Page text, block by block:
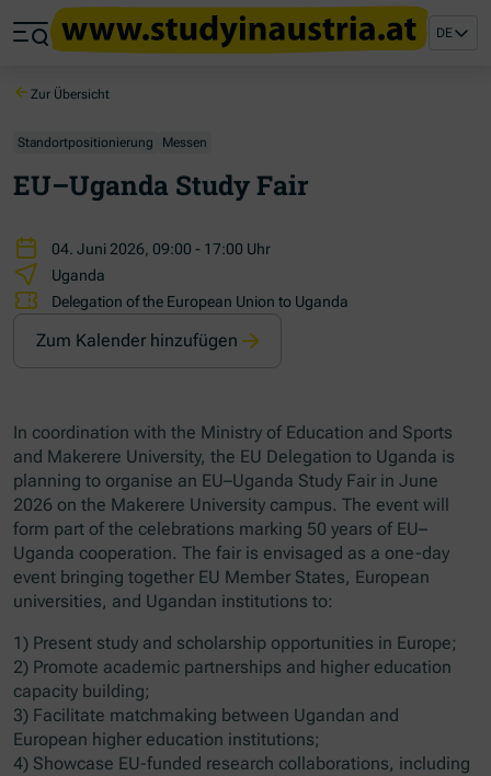
Zum Hauptinhalt springen
Zum Footer springen
DE
Zur Übersicht
Standortpositionierung Messen
EU–Uganda Study Fair
04. Juni 2026, 09:00 - 17:00 Uhr
Uganda
Delegation of the European Union to Uganda
Zum Kalender hinzufügen
In coordination with the Ministry of Education and Sports
and Makerere University, the EU Delegation to Uganda is
planning to organise an EU–Uganda Study Fair in June
2026 on the Makerere University campus. The event will
form part of the celebrations marking 50 years of EU–
Uganda cooperation. The fair is envisaged as a one-day
event bringing together EU Member States, European
universities, and Ugandan institutions to:
1) Present study and scholarship opportunities in Europe;
2) Promote academic partnerships and higher education
capacity building;
3) Facilitate matchmaking between Ugandan and
European higher education institutions;
4) Showcase EU-funded research collaborations, including